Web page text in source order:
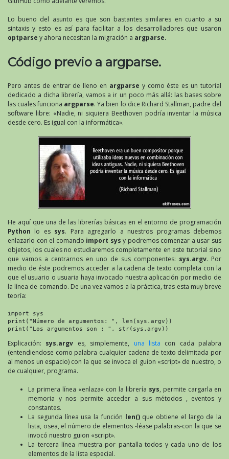
Lo bueno del asunto es que son bastantes similares en cuanto a su
sintaxis y esto es así para facilitar a los desarrolladores que usaron
optparse y ahora necesitan la migración a argparse.
Código previo a argparse.
Pero antes de entrar de lleno en argparse y como éste es un tutorial
dedicado a dicha librería, vamos a ir un poco más allá: las bases sobre
las cuales funciona argparse. Ya bien lo dice Richard Stallman, padre del
software libre: «Nadie, ni siquiera Beethoven podría inventar la música
desde cero. Es igual con la informática».
He aquí que una de las librerías básicas en el entorno de programación
Python lo es sys. Para agregarlo a nuestros programas debemos
enlazarlo con el comando import sys y podremos comenzar a usar sus
objetos, los cuales no estudiaremos completamente en este tutorial sino
que vamos a centrarnos en uno de sus componentes: sys.argv. Por
medio de éste podremos acceder a la cadena de texto completa con la
que el usuario o usuaria haya invocado nuestra aplicación por medio de
la línea de comando. De una vez vamos a la práctica, tras esta muy breve
teoría:
import sys
print("Número de argumentos: ", len(sys.argv))
print("Los argumentos son : ", str(sys.argv))
Explicación: sys.argv es, simplemente, una lista con cada palabra
(entendiendose como palabra cualquier cadena de texto delimitada por
al menos un espacio) con la que se invoca el guion «script» de nuestro, o
de cualquier, programa.
La primera línea «enlaza» con la librería sys, permite cargarla en
memoria y nos permite acceder a sus métodos , eventos y
constantes.
La segunda línea usa la función len()que obtiene el largo de la
lista, osea, el número de elementos -léase palabras-con la que se
invocó nuestro guion «script».
La tercera línea muestra por pantalla todos y cada uno de los
elementos de la lista especial.